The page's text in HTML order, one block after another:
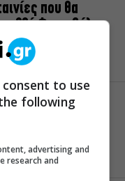
που θα
60ό Φεστιβάλ
Θεσσαλονίκης
εβδομάδας:
to use
following
advertising and
research and